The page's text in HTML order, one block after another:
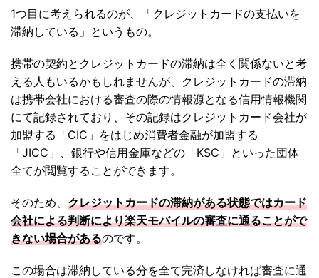
1つ目に考えられるのが、「クレジットカードの支払いを
滞納している」というもの。
携帯の契約とクレジットカードの滞納は全く関係ないと考
える人もいるかもしれませんが、クレジットカードの滞納
は携帯会社における審査の際の情報源となる信用情報機関
にて記録されており、その記録はクレジットカード会社が
加盟する「CIC」をはじめ消費者金融が加盟する
「JICC」、銀行や信用金庫などの「KSC」といった団体
全てが閲覧することができます。
そのため、 クレジットカードの滞納がある状態ではカード
会社による判断により楽天モバイルの審査に通ることがで
きない場合があるのです。
この場合は滞納している分を全て完済しなければ審査に通